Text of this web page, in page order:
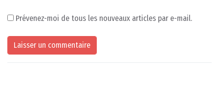
Prévenez-moi de tous les nouveaux articles par e-mail.